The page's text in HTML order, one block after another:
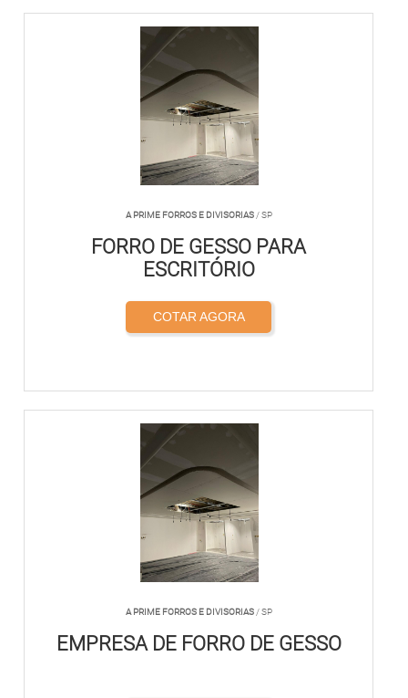
A PRIME FORROS E DIVISORIAS/ SP
FORRO DE GESSO PARA
ESCRITÓRIO
COTAR AGORA
A PRIME FORROS E DIVISORIAS/ SP
EMPRESA DE FORRO DE GESSO